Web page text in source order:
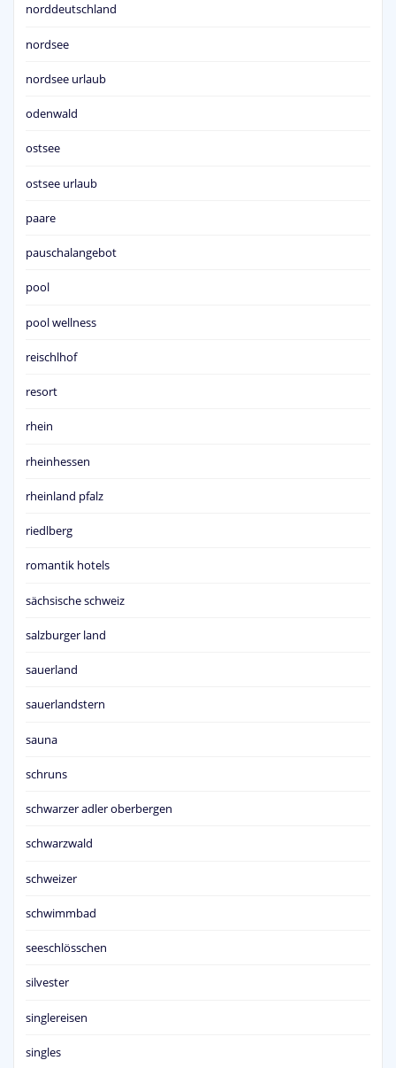
norddeutschland
nordsee
nordsee urlaub
odenwald
ostsee
ostsee urlaub
paare
pauschalangebot
pool
pool wellness
reischlhof
resort
rhein
rheinhessen
rheinland pfalz
riedlberg
romantik hotels
sächsische schweiz
salzburger land
sauerland
sauerlandstern
sauna
schruns
schwarzer adler oberbergen
schwarzwald
schweizer
schwimmbad
seeschlösschen
silvester
singlereisen
singles